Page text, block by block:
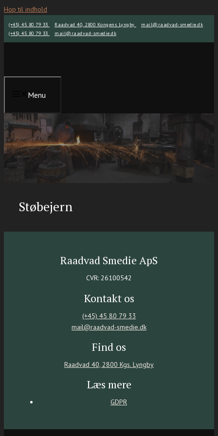
Hop til indhold
(+45) 45 80 79 33 Raadvad 40, 2800 Kongens Lyngby
mail@raadvad-smedie.dk
(+45) 45 80 79 33
mail@raadvad-smedie.dk
Menu
Støbejern
Raadvad Smedie ApS
CVR: 26100542
Kontakt os
(+45) 45 80 79 33
mail@raadvad-smedie.dk
Find os
Raadvad 40, ​2800 Kgs. Lyngby
Læs mere
GDPR